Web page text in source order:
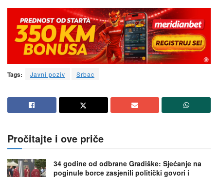
Tags: Javni poziv Srbac
Pročitajte i ove priče
34 godine od odbrane Gradiške: Sjećanje na
poginule borce zasjenili politički govori i